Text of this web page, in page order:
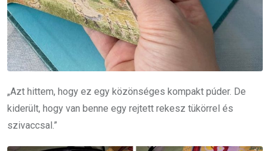
„Azt hittem, hogy ez egy közönséges kompakt púder. De
kiderült, hogy van benne egy rejtett rekesz tükörrel és
szivaccsal.”